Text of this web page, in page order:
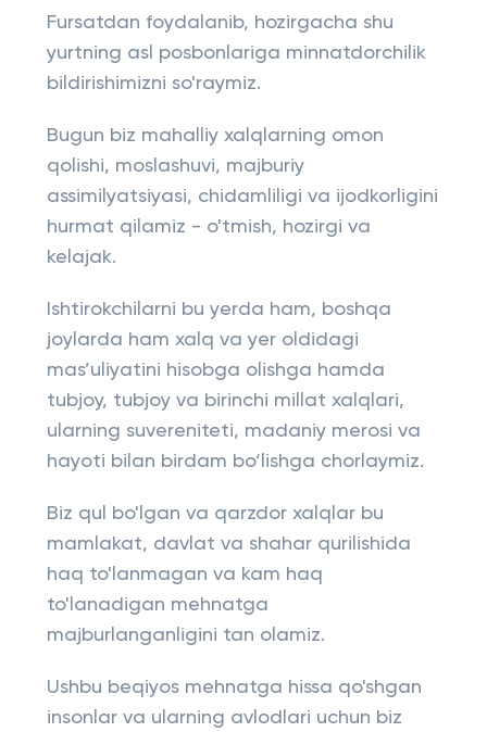
Fursatdan foydalanib, hozirgacha shu
yurtning asl posbonlariga minnatdorchilik
bildirishimizni so'raymiz.
Bugun biz mahalliy xalqlarning omon
qolishi, moslashuvi, majburiy
assimilyatsiyasi, chidamliligi va ijodkorligini
hurmat qilamiz - o'tmish, hozirgi va
kelajak.
Ishtirokchilarni bu yerda ham, boshqa
joylarda ham xalq va yer oldidagi
mas’uliyatini hisobga olishga hamda
tubjoy, tubjoy va birinchi millat xalqlari,
ularning suvereniteti, madaniy merosi va
hayoti bilan birdam bo‘lishga chorlaymiz.
Biz qul bo'lgan va qarzdor xalqlar bu
mamlakat, davlat va shahar qurilishida
haq to'lanmagan va kam haq
to'lanadigan mehnatga
majburlanganligini tan olamiz.
Ushbu beqiyos mehnatga hissa qo'shgan
insonlar va ularning avlodlari uchun biz